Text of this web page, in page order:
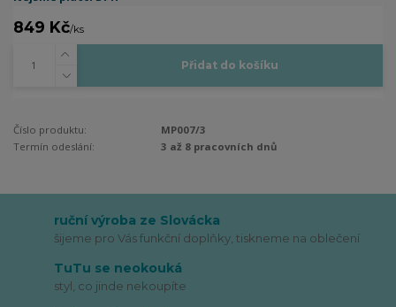
849 Kč/ks
Přidat do košíku
Číslo produktu:
MP007/3
Termín odeslání:
3 až 8 pracovních dnů
ruční výroba ze Slovácka
šijeme pro Vás funkční doplňky, tiskneme na oblečení
TuTu se neokouká
styl, co jinde nekoupíte